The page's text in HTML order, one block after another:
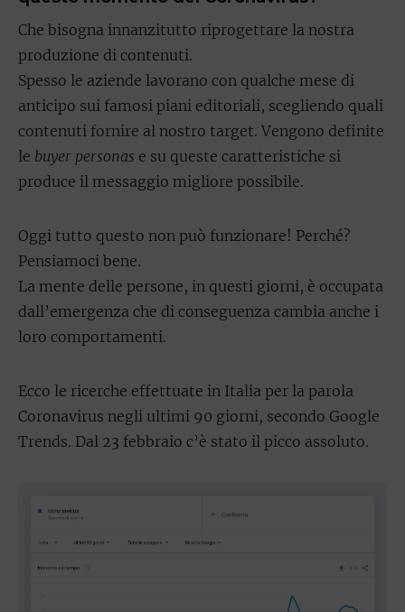
Che bisogna innanzitutto riprogettare la nostra
produzione di contenuti.
Spesso le aziende lavorano con qualche mese di
anticipo sui famosi piani editoriali, scegliendo quali
contenuti fornire al nostro target. Vengono definite
le buyer personas e su queste caratteristiche si
produce il messaggio migliore possibile.
Oggi tutto questo non può funzionare! Perché?
Pensiamoci bene.
La mente delle persone, in questi giorni, è occupata
dall’emergenza che di conseguenza cambia anche i
loro comportamenti.
Ecco le ricerche effettuate in Italia per la parola
Coronavirus negli ultimi 90 giorni, secondo Google
Trends. Dal 23 febbraio c’è stato il picco assoluto.